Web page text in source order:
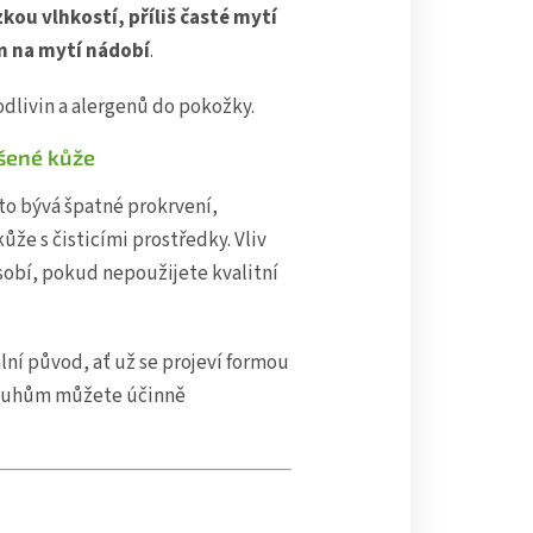
vlhkostí, příliš časté mytí
na mytí nádobí.
a alergenů do pokožky.
kůže
bývá špatné prokrvení,
s čisticími prostředky. Vliv
pokud nepoužijete kvalitní
původ, ať už se projeví formou
můžete účinně